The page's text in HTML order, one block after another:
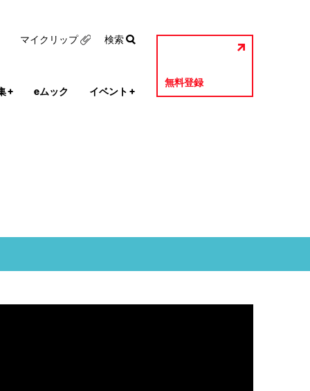
+ eムック イベント +
無料登録
マイクリップ 検索